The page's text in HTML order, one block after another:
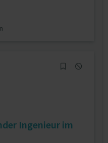
Ingenieur im